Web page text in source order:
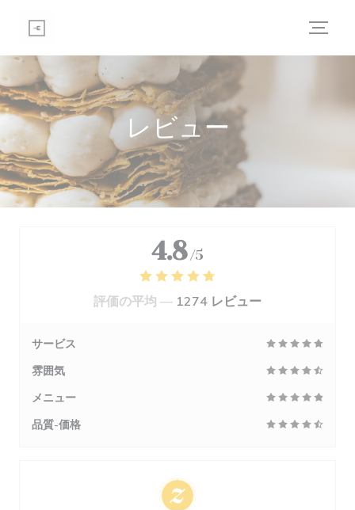
レビュー
4.8 /5
評価の平均 — 1274 レビュー
サービス
雰囲気
メニュー
品質-価格